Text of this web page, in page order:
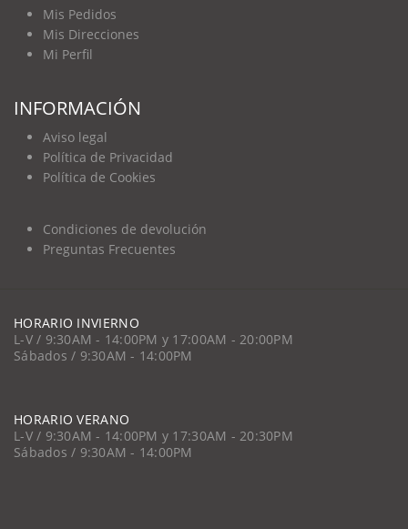
Mis Pedidos
Mis Direcciones
Mi Perfil
INFORMACIÓN
Aviso legal
Política de Privacidad
Política de Cookies
Condiciones de devolución
Preguntas Frecuentes
HORARIO INVIERNO
L-V / 9:30AM - 14:00PM y 17:00AM - 20:00PM
Sábados / 9:30AM - 14:00PM
HORARIO VERANO
L-V / 9:30AM - 14:00PM y 17:30AM - 20:30PM
Sábados / 9:30AM - 14:00PM